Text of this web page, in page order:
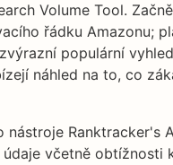
Volume Tool.
řádku Amazonu;
populární
náhled na to, co
Ranktracker's
včetně obtížnosti